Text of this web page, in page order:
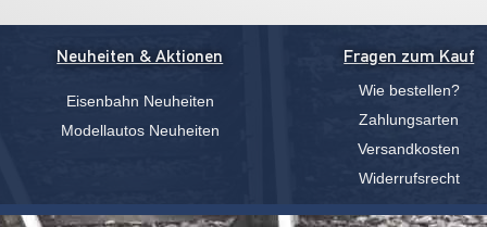
Neuheiten & Aktionen
Eisenbahn Neuheiten
Modellautos Neuheiten
Fragen zum Kauf
Wie bestellen?
Zahlungsarten
Versandkosten
Widerrufsrecht